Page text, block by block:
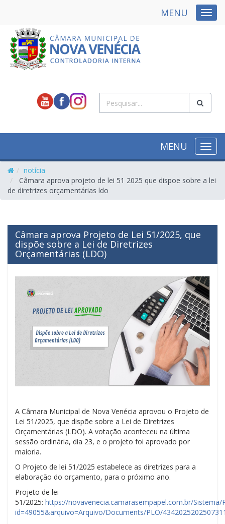
MENU
MENU
notícia
Câmara aprova projeto de lei 51 2025 que dispoe sobre a lei
de diretrizes orçamentárias ldo
Câmara aprova Projeto de Lei 51/2025, que
dispõe sobre a Lei de Diretrizes
Orçamentárias (LDO)
A Câmara Municipal de Nova Venécia aprovou o Projeto de
Lei 51/2025, que dispõe sobre a Lei de Diretrizes
Orçamentárias (LDO). A votação aconteceu na última
sessão ordinária, dia 23, e o projeto foi aprovado por
maioria.
O Projeto de lei 51/2025 estabelece as diretrizes para a
elaboração do orçamento, para o próximo ano.
Projeto de lei
51/2025: https://novavenecia.camarasempapel.com.br/
id=49055&arquivo=Arquivo/Documents/PLO/